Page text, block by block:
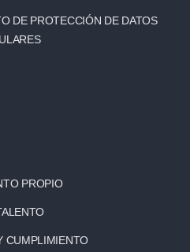
DE PROTECCIÓN DE DATOS
PROPIO
CUMPLIMIENTO